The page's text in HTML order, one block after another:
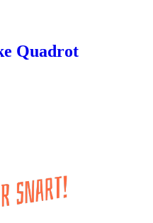
Quadrot